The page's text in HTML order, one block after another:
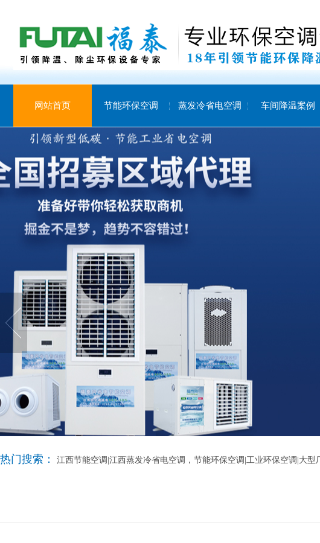
网站首页 节能环保空调 蒸发冷省电空调 车间降温案例
热门搜索： 江西节能空调|江西蒸发冷省电空调，节能环保空调|工业环保空调|大